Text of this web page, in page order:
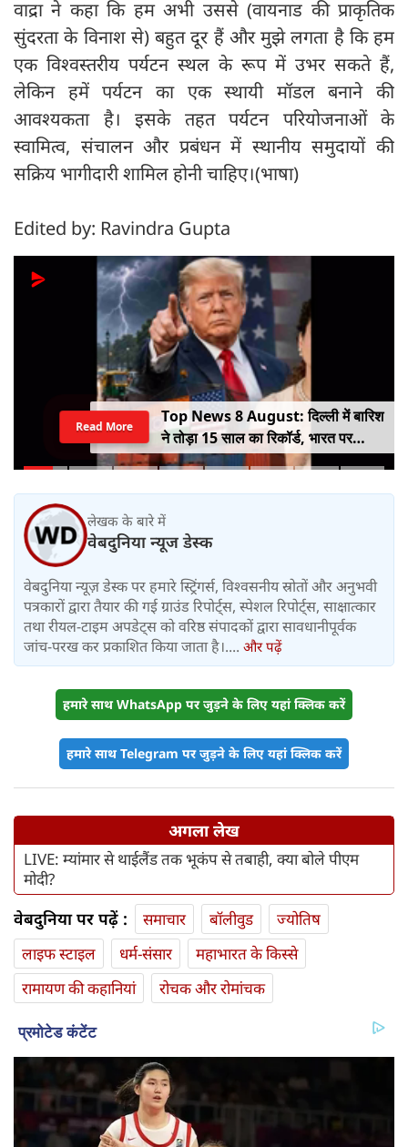
वाद्रा ने कहा कि हम अभी उससे (वायनाड की प्राकृतिक
सुंदरता के विनाश से) बहुत दूर हैं और मुझे लगता है कि हम
एक विश्वस्तरीय पर्यटन स्थल के रूप में उभर सकते हैं,
लेकिन हमें पर्यटन का एक स्थायी मॉडल बनाने की
आवश्यकता है। इसके तहत पर्यटन परियोजनाओं के
स्वामित्व, संचालन और प्रबंधन में स्थानीय समुदायों की
सक्रिय भागीदारी शामिल होनी चाहिए।(भाषा)
Edited by: Ravindra Gupta
Top News 8 August: दिल्ली में बारिश
ने तोड़ा 15 साल का रिकॉर्ड, भारत पर
100% टैरिफ का खतरा; Gen Z पर कंगना
Read More
लेखक के बारे में
वेबदुनिया न्यूज डेस्क
वेबदुनिया न्यूज़ डेस्क पर हमारे स्ट्रिंगर्स, विश्वसनीय स्रोतों और अनुभवी
पत्रकारों द्वारा तैयार की गई ग्राउंड रिपोर्ट्स, स्पेशल रिपोर्ट्स, साक्षात्कार
तथा रीयल-टाइम अपडेट्स को वरिष्ठ संपादकों द्वारा सावधानीपूर्वक
जांच-परख कर प्रकाशित किया जाता है।.... और पढ़ें
हमारे साथ WhatsApp पर जुड़ने के लिए यहां क्लिक करें
हमारे साथ Telegram पर जुड़ने के लिए यहां क्लिक करें
अगला लेख
LIVE: म्यांमार से थाईलैंड तक भूकंप से तबाही, क्या बोले पीएम
मोदी?
वेबदुनिया पर पढ़ें : समाचार बॉलीवुड
ज्योतिष
लाइफ स्‍टाइल
धर्म-संसार
महाभारत के किस्से
रामायण की कहानियां
रोचक और रोमांचक